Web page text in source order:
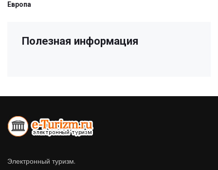
Европа
Полезная информация
Электронный туризм.